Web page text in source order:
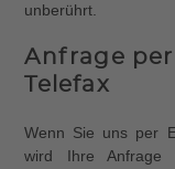
unberührt.
Anfrage per
Telefax
Wenn Sie uns per
wird Ihre Anfrage